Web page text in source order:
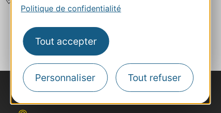
Politique de confidentialité
Tout accepter
Personnaliser Tout refuser
‹ 1 3
... ›
Nous contacter